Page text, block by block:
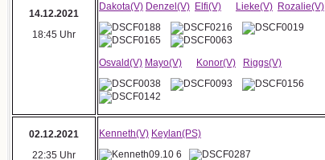
14.12.2021
18:45 Uhr
Dakota(V) Denzel(V) Elfi(V) Lieke(V) Rozalie(V)
Osvald(V) Mayo(V) Konor(V) Riggs(V)
02.12.2021
22:35 Uhr
Kenneth(V) Keylan(PS)